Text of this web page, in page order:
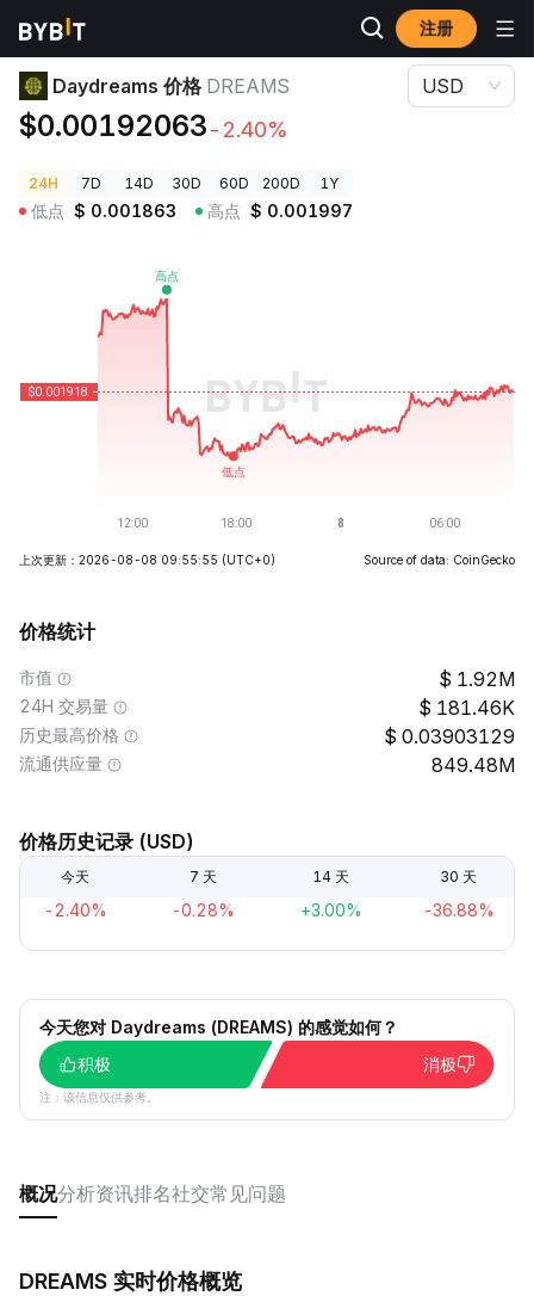
注册
加密货币价格
Daydreams 价格 DREAMS
$0.00192063-2.40%
USD
24H 7D 14D 30D 60D 200D 1Y
低点 $ 0.001863 高点 $ 0.001997
上次更新：2026-08-08 09:55:55 (UTC+0) Source of data: CoinGecko
价格统计
市值 1.92M
24H 交易量 181.46K
历史最高价格 0.03903129
流通供应量 849.48M
价格历史记录 (USD)
今天 7 天 14 天 30 天
-2.40% -0.28% +3.00% -36.88%
今天您对 Daydreams (DREAMS) 的感觉如何？
积极
消极
注：该信息仅供参考。
概况分析资讯排名社交常见问题
DREAMS 实时价格概览